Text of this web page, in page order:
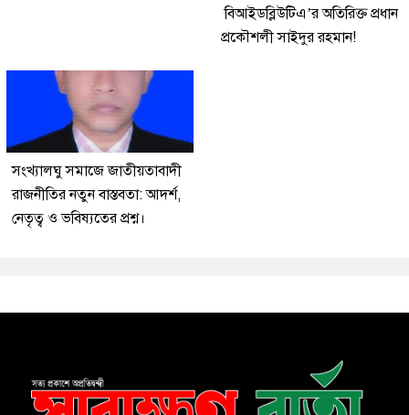
বিআইডব্লিউটিএ’র অতিরিক্ত প্রধান
প্রকৌশলী সাইদুর রহমান!
সংখ্যালঘু সমাজে জাতীয়তাবাদী
রাজনীতির নতুন বাস্তবতা: আদর্শ,
নেতৃত্ব ও ভবিষ্যতের প্রশ্ন।